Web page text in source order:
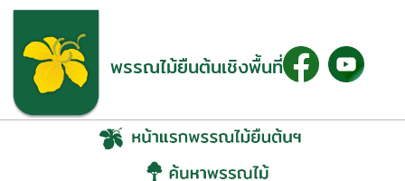
พรรณไม้ยืนต้นเชิงพื้นที่